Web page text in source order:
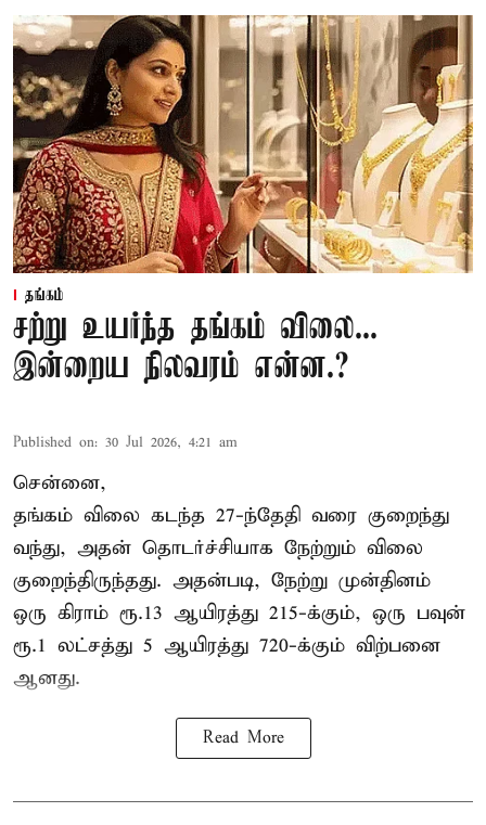
தங்கம்
சற்று உயர்ந்த தங்கம் விலை...
இன்றைய நிலவரம் என்ன.?
Published on: 30 Jul 2026, 4:21 am
சென்னை,
தங்கம் விலை கடந்த 27-ந்தேதி வரை குறைந்து
வந்து, அதன் தொடர்ச்சியாக நேற்றும் விலை
குறைந்திருந்தது. அதன்படி, நேற்று முன்தினம்
ஒரு கிராம் ரூ.13 ஆயிரத்து 215-க்கும், ஒரு பவுன்
ரூ.1 லட்சத்து 5 ஆயிரத்து 720-க்கும் விற்பனை
ஆனது.
Read More